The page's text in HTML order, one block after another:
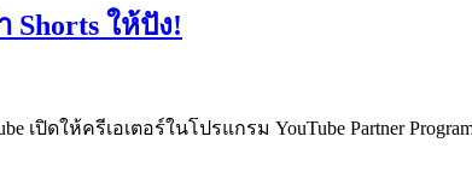
Shorts ให้ปัง!
ดให้ครีเอเตอร์ในโปรแกรม YouTube Partner